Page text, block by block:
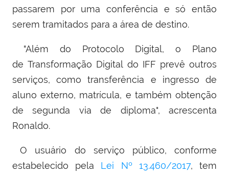
passarem por uma conferência e só então
serem tramitados para a área de destino.
"Além do Protocolo Digital, o Plano
de Transformação Digital do IFF prevê outros
serviços, como transferência e ingresso de
aluno externo, matrícula, e também obtenção
de segunda via de diploma", acrescenta
Ronaldo.
O usuário do serviço público, conforme
estabelecido pela Lei Nº 13.460/2017, tem